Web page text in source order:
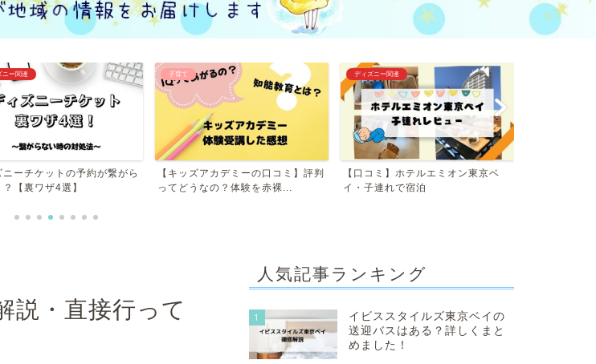
ニー関連
ニーチケットの予約が繋がら
【裏ワザ4選】
子育て
【キッズアカデミーの口コミ】評判
ってどうなの？体験を赤裸...
ディズニー関連
【口コミ】ホテルエミオン東京ベ
イ・子連れで宿泊
説・直接行って
人気記事ランキング
1
イビススタイルズ東京ベイの
送迎バスはある？詳しくまと
めました！